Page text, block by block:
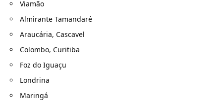
Viamão
Almirante Tamandaré
Araucária, Cascavel
Colombo, Curitiba
Foz do Iguaçu
Londrina
Maringá